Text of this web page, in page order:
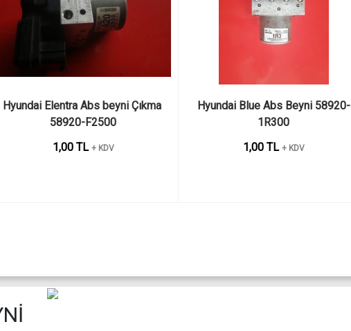
Hyundai Elentra Abs beyni Çıkma
58920-F2500
1,00 TL + KDV
Hyundai Blue Abs Beyni 58920-
1R300
1,00 TL + KDV